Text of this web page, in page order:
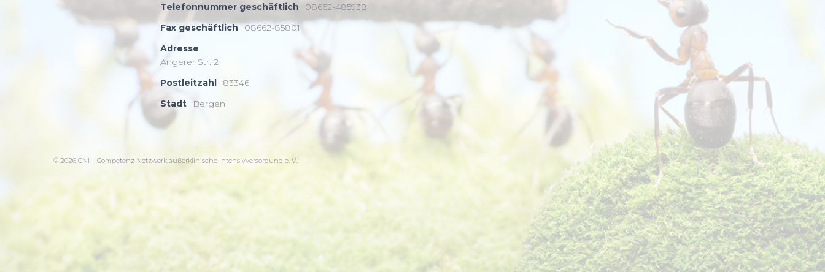
Telefonnummer geschäftlich
08662-485938
Fax geschäftlich 08662-85801
Adresse
Angerer Str. 2
Postleitzahl
83346
Stadt
Bergen
© 2026 CNI – Competenz Netzwerk außerklinische Intensivversorgung e. V.